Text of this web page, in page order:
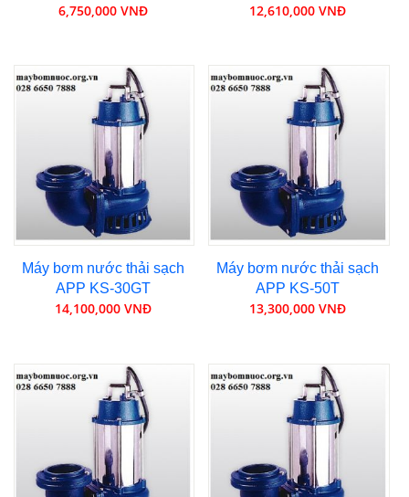
6,750,000 VNĐ 12,610,000 VNĐ
Máy bơm nước thải sạch
APP KS-30GT
14,100,000 VNĐ
Máy bơm nước thải sạch
APP KS-50T
13,300,000 VNĐ